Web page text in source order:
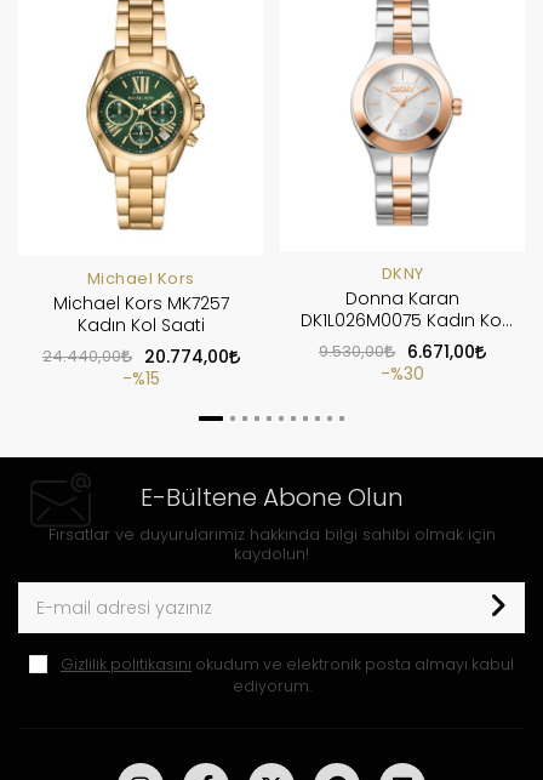
Michael Kors
Michael Kors MK7257
Kadın Kol Saati
24.440,00
20.774,00
%15
DKNY
Donna Karan
DK1L026M0075 Kadın Kol
Saati
9.530,00
6.671,00
%30
E-Bültene Abone Olun
Fırsatlar ve duyurularımız hakkında bilgi sahibi olmak için
kaydolun!
Gizlilik politikasını okudum ve elektronik posta almayı kabul
ediyorum.